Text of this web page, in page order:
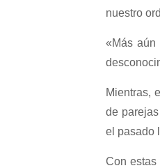
nuestro
«Más aún
Mientras,
de
el pasado
Con estas